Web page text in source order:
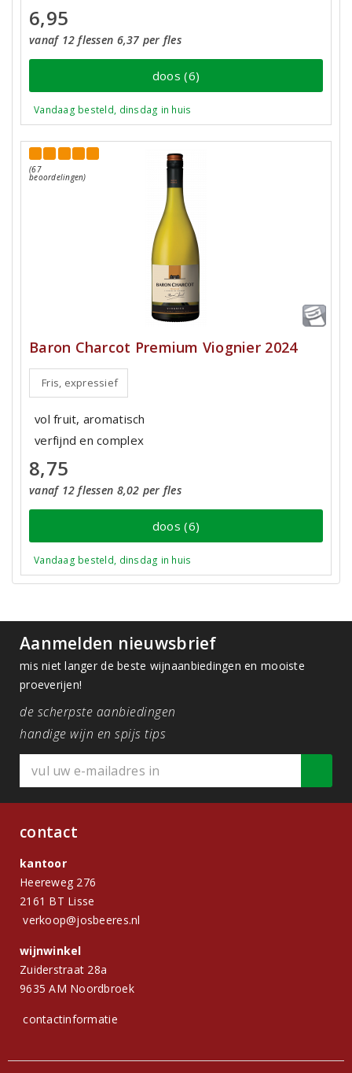
6,95
vanaf 12 flessen 6,37 per fles
doos (6)
Vandaag besteld, dinsdag in huis
(67
beoordelingen)
Baron Charcot Premium Viognier 2024
Fris, expressief
vol fruit, aromatisch
verfijnd en complex
8,75
vanaf 12 flessen 8,02 per fles
doos (6)
Vandaag besteld, dinsdag in huis
Aanmelden nieuwsbrief
mis niet langer de beste wijnaanbiedingen en mooiste
proeverijen!
de scherpste aanbiedingen
handige wijn en spijs tips
contact
kantoor
Heereweg 276
2161 BT Lisse
verkoop@josbeeres.nl
wijnwinkel
Zuiderstraat 28a
9635 AM Noordbroek
contactinformatie